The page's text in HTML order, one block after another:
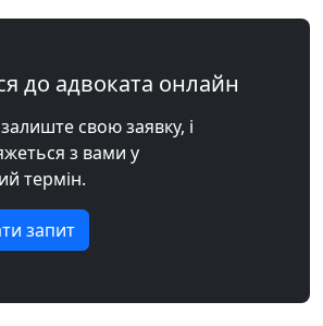
до адвоката онлайн
свою заявку, і
з вами у
термін.
запит